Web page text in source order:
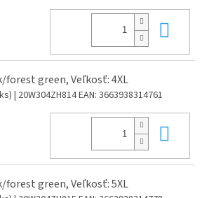
forest green, Veľkosť: 4XL
| 20W304ZH814EAN: 3663938314761
forest green, Veľkosť: 5XL